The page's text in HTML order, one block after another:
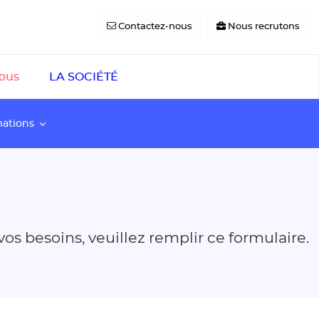
Contactez-nous Nous recrutons
LA SOCIÉTÉ
besoins, veuillez remplir ce formulaire.